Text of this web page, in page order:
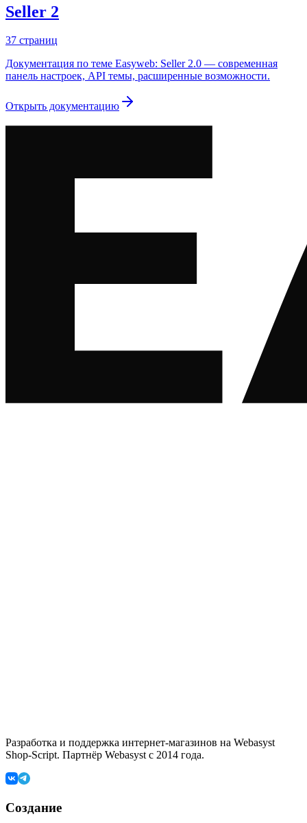
Seller 2
37 страниц
Документация по теме Easyweb: Seller 2.0 — современная
панель настроек, API темы, расширенные возможности.
Открыть документацию
Разработка и поддержка интернет-магазинов на Webasyst
Shop-Script. Партнёр Webasyst с 2014 года.
Создание